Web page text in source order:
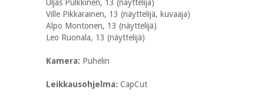
Uljas Pulkkinen, 13 (näyttelijä)
Ville Pikkarainen, 13 (näyttelijä, kuvaaja)
Alpo Montonen, 13 (näyttelijä)
Leo Ruonala, 13 (näyttelijä)
Kamera: Puhelin
Leikkausohjelma: CapCut